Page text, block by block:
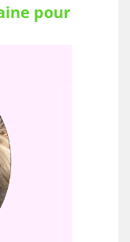
pour